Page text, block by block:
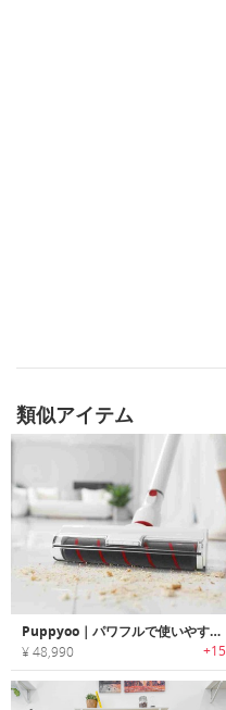
類似アイテム
Puppyoo｜パワフルで使いやすいスリムコードレス掃除機「パピーユー」
¥ 48,990 +15